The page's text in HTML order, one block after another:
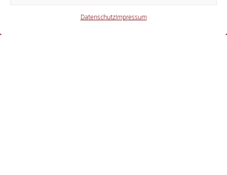
DatenschutzImpressum